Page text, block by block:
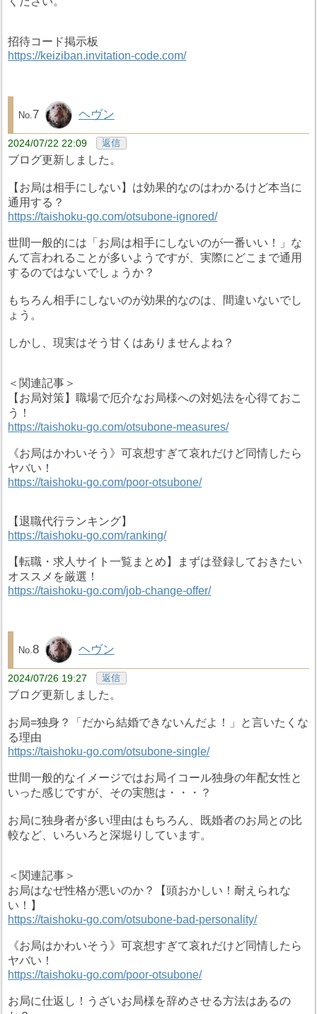
招待コード掲示板
https://keiziban.invitation-code.com/
7 ヘヴン
2024/07/22 22:09 返信
ブログ更新しました。
【お局は相手にしない】は効果的なのはわかるけど本当に
通用する？
https://taishoku-go.com/otsubone-ignored/
世間一般的には「お局は相手にしないのが一番いい！」な
んて言われることが多いようですが、実際にどこまで通用
するのではないでしょうか？
もちろん相手にしないのが効果的なのは、間違いないでし
ょう。
しかし、現実はそう甘くはありませんよね？
＜関連記事＞
【お局対策】職場で厄介なお局様への対処法を心得ておこ
う！
https://taishoku-go.com/otsubone-measures/
《お局はかわいそう》可哀想すぎて哀れだけど同情したら
ヤバい！
https://taishoku-go.com/poor-otsubone/
【退職代行ランキング】
https://taishoku-go.com/ranking/
【転職・求人サイト一覧まとめ】まずは登録しておきたい
オススメを厳選！
https://taishoku-go.com/job-change-offer/
8 ヘヴン
2024/07/26 19:27 返信
ブログ更新しました。
お局=独身？「だから結婚できないんだよ！」と言いたくな
る理由
https://taishoku-go.com/otsubone-single/
世間一般的なイメージではお局イコール独身の年配女性と
いった感じですが、その実態は・・・？
お局に独身者が多い理由はもちろん、既婚者のお局との比
較など、いろいろと深堀りしています。
＜関連記事＞
お局はなぜ性格が悪いのか？【頭おかしい！耐えられな
い！】
https://taishoku-go.com/otsubone-bad-personality/
《お局はかわいそう》可哀想すぎて哀れだけど同情したら
ヤバい！
https://taishoku-go.com/poor-otsubone/
お局に仕返し！うざいお局様を辞めさせる方法はあるの